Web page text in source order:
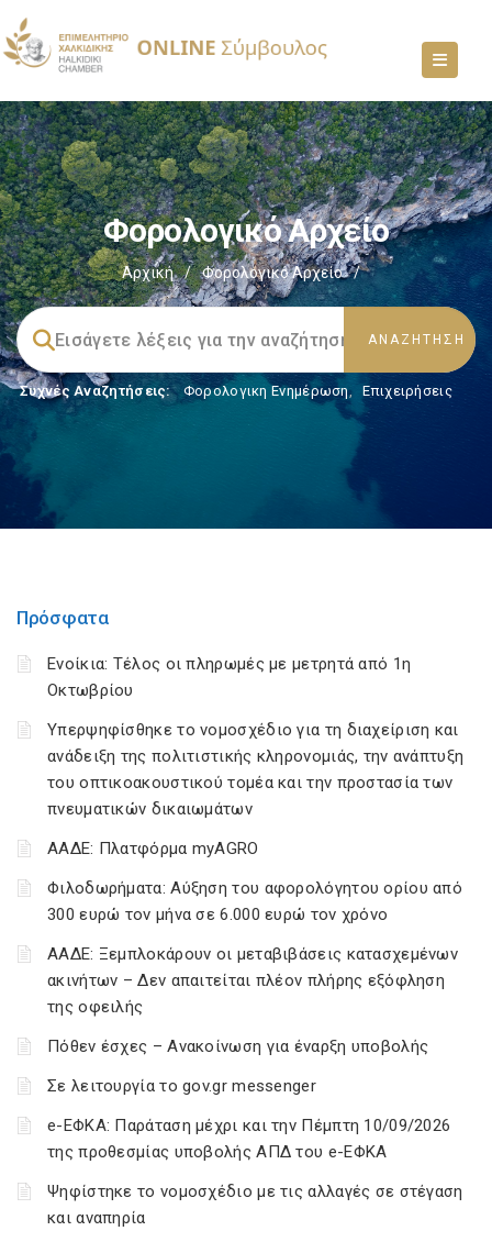
Φορολογικό Αρχείο
Αρχική / Φορολογικό Αρχείο /
Συχνές Αναζητήσεις: Φορολογικη Ενημέρωση, Επιχειρήσεις
Πρόσφατα
Ενοίκια: Τέλος οι πληρωμές με μετρητά από 1η
Οκτωβρίου
Υπερψηφίσθηκε το νομοσχέδιο για τη διαχείριση και
ανάδειξη της πολιτιστικής κληρονομιάς, την ανάπτυξη
του οπτικοακουστικού τομέα και την προστασία των
πνευματικών δικαιωμάτων
ΑΑΔΕ: Πλατφόρμα myAGRO
Φιλοδωρήματα: Αύξηση του αφορολόγητου ορίου από
300 ευρώ τον μήνα σε 6.000 ευρώ τον χρόνο
ΑΑΔΕ: Ξεμπλοκάρουν οι μεταβιβάσεις κατασχεμένων
ακινήτων – Δεν απαιτείται πλέον πλήρης εξόφληση
της οφειλής
Πόθεν έσχες – Ανακοίνωση για έναρξη υποβολής
Σε λειτουργία το gov.gr messenger
e-ΕΦΚΑ: Παράταση μέχρι και την Πέμπτη 10/09/2026
της προθεσμίας υποβολής ΑΠΔ του e-ΕΦΚΑ
Ψηφίστηκε το νομοσχέδιο με τις αλλαγές σε στέγαση
και αναπηρία